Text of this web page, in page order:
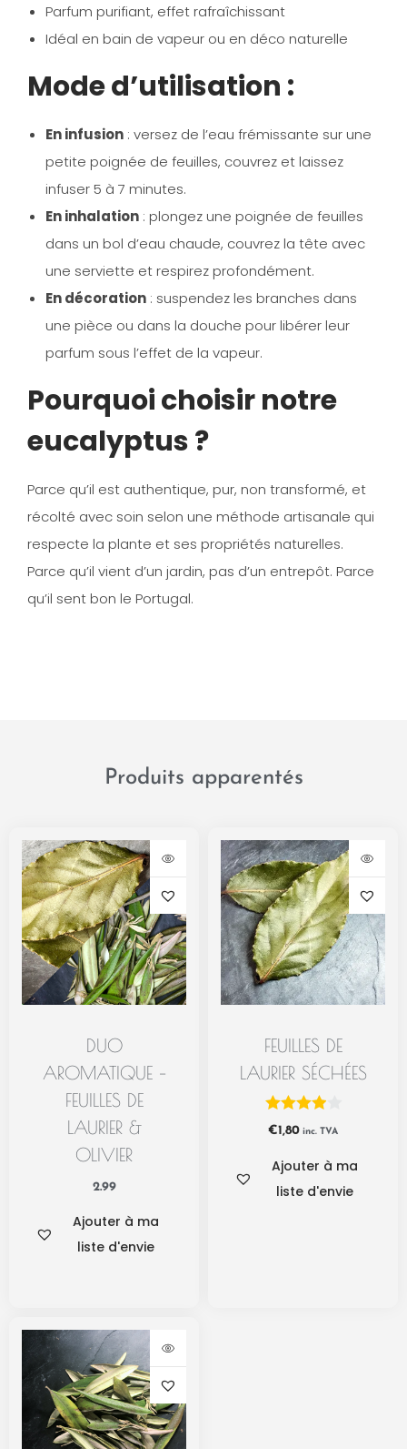
Parfum purifiant, effet rafraîchissant
Idéal en bain de vapeur ou en déco naturelle
Mode d’utilisation :
En infusion : versez de l’eau frémissante sur une
petite poignée de feuilles, couvrez et laissez
infuser 5 à 7 minutes.
En inhalation : plongez une poignée de feuilles
dans un bol d’eau chaude, couvrez la tête avec
une serviette et respirez profondément.
En décoration : suspendez les branches dans
une pièce ou dans la douche pour libérer leur
parfum sous l’effet de la vapeur.
Pourquoi choisir notre
eucalyptus ?
Parce qu’il est authentique, pur, non transformé, et
récolté avec soin selon une méthode artisanale qui
respecte la plante et ses propriétés naturelles.
Parce qu’il vient d’un jardin, pas d’un entrepôt. Parce
qu’il sent bon le Portugal.
Produits apparentés
DUO
AROMATIQUE –
FEUILLES DE
LAURIER &
OLIVIER
2.99
Ajouter à ma
liste d'envie
FEUILLES DE
LAURIER SÉCHÉES
€1,80 inc. TVA
Ajouter à ma
liste d'envie